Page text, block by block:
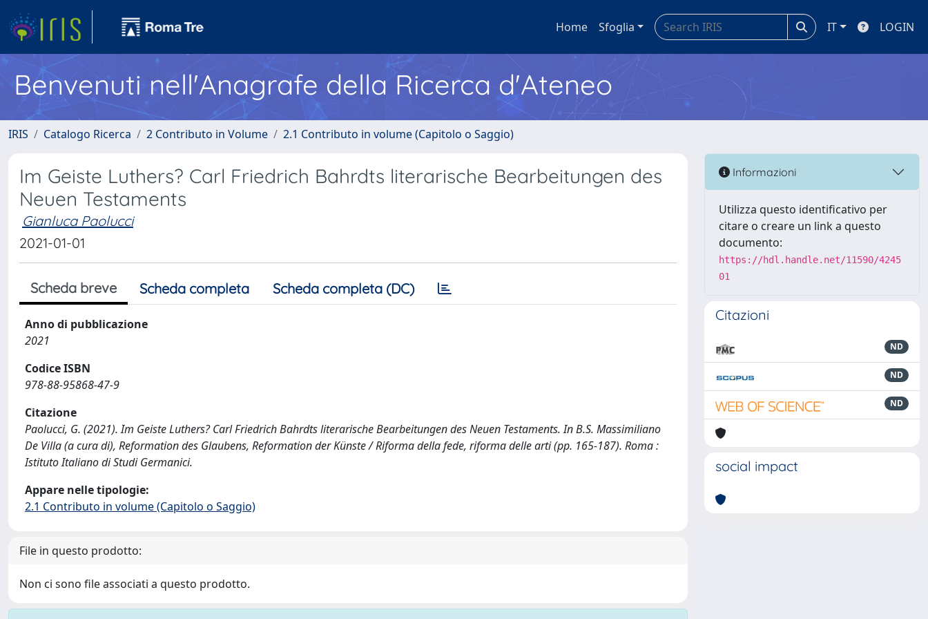
Home Sfoglia IT LOGIN
Benvenuti nell'Anagrafe della Ricerca d'Ateneo
IRIS Catalogo Ricerca 2 Contributo in Volume 2.1 Contributo in volume (Capitolo o Saggio)
Im Geiste Luthers? Carl Friedrich Bahrdts literarische Bearbeitungen des
Neuen Testaments
Gianluca Paolucci
2021-01-01
Scheda breve Scheda completa Scheda completa (DC)
Anno di pubblicazione
2021
Codice ISBN
978-88-95868-47-9
Citazione
Paolucci, G. (2021). Im Geiste Luthers? Carl Friedrich Bahrdts literarische Bearbeitungen des Neuen Testaments. In B.S. Massimiliano
De Villa (a cura di), Reformation des Glaubens, Reformation der Künste / Riforma della fede, riforma delle arti (pp. 165-187). Roma :
Istituto Italiano di Studi Germanici.
Appare nelle tipologie:
2.1 Contributo in volume (Capitolo o Saggio)
File in questo prodotto:
Non ci sono file associati a questo prodotto.
Informazioni
Utilizza questo identificativo per
citare o creare un link a questo
documento:
https://hdl.handle.net/11590/4245
01
Citazioni
ND
ND
ND
social impact